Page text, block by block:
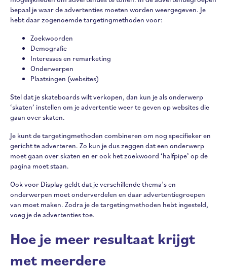
bepaal je waar de advertenties moeten worden weergegeven. Je
hebt daar zogenoemde targetingmethoden voor:
Zoekwoorden
Demografie
Interesses en remarketing
Onderwerpen
Plaatsingen (websites)
Stel dat je skateboards wilt verkopen, dan kun je als onderwerp
‘skaten’ instellen om je advertentie weer te geven op websites die
gaan over skaten.
Je kunt de targetingmethoden combineren om nog specifieker en
gericht te adverteren. Zo kun je dus zeggen dat een onderwerp
moet gaan over skaten en er ook het zoekwoord ‘halfpipe’ op de
pagina moet staan.
Ook voor Display geldt dat je verschillende thema’s en
onderwerpen moet onderverdelen en daar advertentiegroepen
van moet maken. Zodra je de targetingmethoden hebt ingesteld,
voeg je de advertenties toe.
Hoe je meer resultaat krijgt
met meerdere